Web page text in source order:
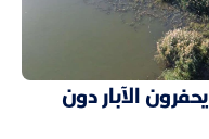
الآبار دون